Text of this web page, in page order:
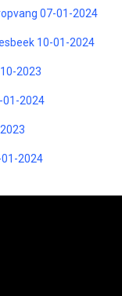
07-01-2024
10-01-2024
2023
01-2024
2024